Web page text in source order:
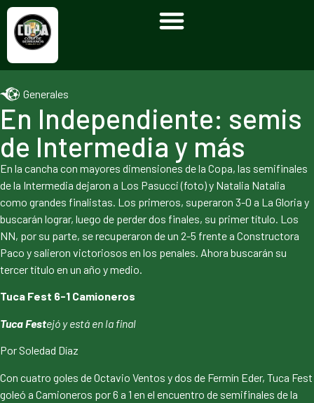
Generales
En Independiente: semis
de Intermedia y más
En la cancha con mayores dimensiones de la Copa, las semifinales
de la Intermedia dejaron a Los Pasucci (foto) y Natalia Natalia
como grandes finalistas. Los primeros, superaron 3-0 a La Gloria y
buscarán lograr, luego de perder dos finales, su primer título. Los
NN, por su parte, se recuperaron de un 2-5 frente a Constructora
Paco y salieron victoriosos en los penales. Ahora buscarán su
tercer título en un año y medio.
Tuca Fest 6-1 Camioneros
Tuca Festejó y está en la final
Por Soledad Díaz
Con cuatro goles de Octavio Ventos y dos de Fermín Eder, Tuca Fest
goleó a Camioneros por 6 a 1 en el encuentro de semifinales de la